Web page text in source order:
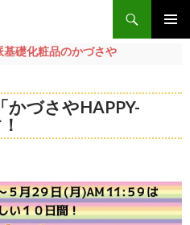
礎化粧品のかづさや
かづさやHAPPY-